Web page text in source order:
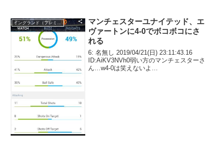
イングランド（プレミア）
マンチェスターユナイテッド、エ
ヴァートンに4-0でボコボコにさ
れる
6: 名無し 2019/04/21(日) 23:11:43.16
ID:AiKV3NVh0弱い方のマンチェスターさ
ん…w4-0は笑えないよ…